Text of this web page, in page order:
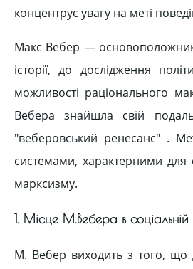
концентрує увагу на меті
Макс Вебер — основоположник
історії, до дослідження
можливості раціонального
Вебера знайшла свій
"веберовський ренесанс" .
системами, характерними для
марксизму.
1. Місце М.Вебера в соціальній
М. Вебер виходить з того, що